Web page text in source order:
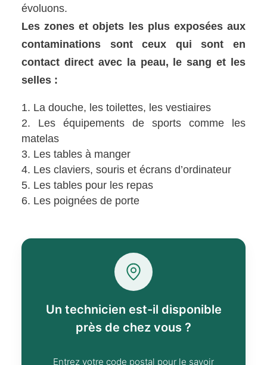
évoluons.
Les zones et objets les plus exposées aux
contaminations sont ceux qui sont en
contact direct avec la peau, le sang et les
selles :
La douche, les toilettes, les vestiaires
Les équipements de sports comme les
matelas
Les tables à manger
Les claviers, souris et écrans d’ordinateur
Les tables pour les repas
Les poignées de porte
Un technicien est-il disponible
près de chez vous ?
Entrez votre code postal pour le savoir